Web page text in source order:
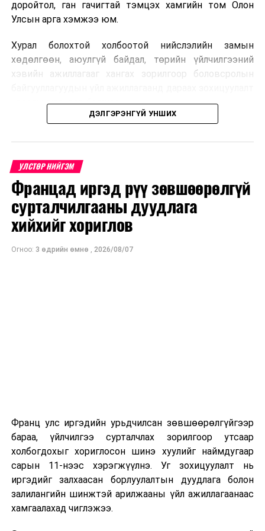
доройтол, ган гачигтай тэмцэх хамгийн том Олон
Улсын арга хэмжээ юм.
Хурал болохтой холбоотой нийслэлийн замын
хөдөлгөөн, аюулгүй байдал, төрийн үйлчилгээний
хэвийн ажиллагааг хангах зорилгоор боловсролын
хэрэгжүүлэхээр болжээ .
2026 оны 8 дугаар сарын 10–23-ны өдрүүдэд
E-Mongolia системээр бүртгэнэ.
Нэгдүгээр ангийн элсэлт
2026 оны 8 дугаар сарын 17–28-ны өдрүүдэд
E-Mongolia системээр бүртгэнэ.
2026 оны 9 дүгээр сарын 13-наас оюутнуудыг
дотуур байранд оруулж эхэлнэ.
Сургууль, цэцэрлэгийн үйл ажиллагааны
зохицуулалт
2026 оны 8 дугаар сарын 17–28-ны өдрүүдэд
ДЭЛГЭРЭНГҮЙ УНШИХ
УЛСТӨР НИЙГЭМ
Францад иргэд рүү зөвшөөрөлгүй
сурталчилгааны дуудлага
хийхийг хориглов
Огноо: 3 өдрийн өмнө , 2026/08/07
Франц улс иргэдийн урьдчилсан зөвшөөрөлгүйгээр
бараа, үйлчилгээ сурталчлах зорилгоор утсаар
холбогдохыг хориглосон шинэ хуулийг наймдугаар
сарын 11-нээс хэрэгжүүлнэ. Уг зохицуулалт нь
иргэдийг залхаасан борлуулалтын дуудлага болон
залилангийн шинжтэй арилжааны үйл ажиллагаанаас
хамгаалахад чиглэжээ.